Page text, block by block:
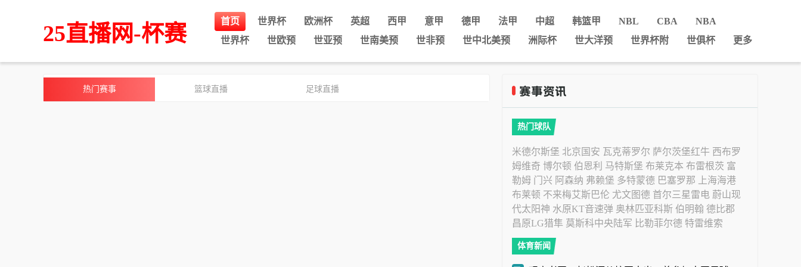
25直播网-杯赛 首页 世界杯 欧洲杯 英超 西甲 意甲 德甲 法甲 中超 韩篮甲 NBL CBA
NBA
世界杯
世欧预 世亚预 世南美预 世非预 世中北美预 洲际杯 世大洋预 世界杯附 世俱杯 更多
热门赛事 篮球直播 足球直播
热门球队
米德尔斯堡 北京国安 瓦克蒂罗尔 萨尔茨堡红牛 西布罗
姆维奇 博尔顿 伯恩利 马特斯堡 布莱克本 布雷根茨 富
勒姆 门兴 阿森纳 弗赖堡 多特蒙德 巴塞罗那
上海海港
布莱顿 不来梅艾斯巴伦 尤文图德 首尔三星雷电 蔚山现
代太阳神 水原KT音速弹 奥林匹亚科斯 伯明翰 德比郡
昌原LG猎隼 莫斯科中央陆军 比勒菲尔德 特雷维索
体育新闻